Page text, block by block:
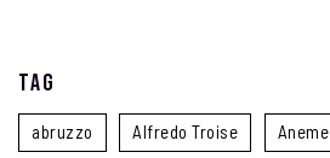
Tag
abruzzo Alfredo Troise